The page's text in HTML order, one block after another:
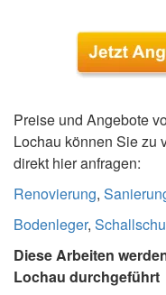
Preise und Angebote
Lochau können Sie zu
direkt hier anfragen:
Renovierung,
Bodenleger,
Diese Arbeiten
Lochau durchgeführt